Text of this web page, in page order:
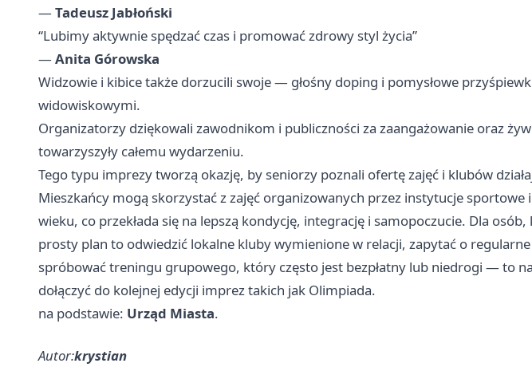
— Tadeusz Jabłoński
“Lubimy aktywnie spędzać czas i promować zdrowy styl życia”
— Anita Górowska
Widzowie i kibice także dorzucili swoje — głośny doping i pomysłowe
widowiskowymi.
Organizatorzy dziękowali zawodnikom i publiczności za zaangażowanie oraz
towarzyszyły całemu wydarzeniu.
Tego typu imprezy tworzą okazję, by seniorzy poznali ofertę zajęć i klubów
Mieszkańcy mogą skorzystać z zajęć organizowanych przez instytucje
wieku, co przekłada się na lepszą kondycję, integrację i samopoczucie. Dla
prosty plan to odwiedzić lokalne kluby wymienione w relacji, zapytać o
spróbować treningu grupowego, który często jest bezpłatny lub niedrogi — to
dołączyć do kolejnej edycji imprez takich jak Olimpiada.
na podstawie: Urząd Miasta.
Autor:krystian